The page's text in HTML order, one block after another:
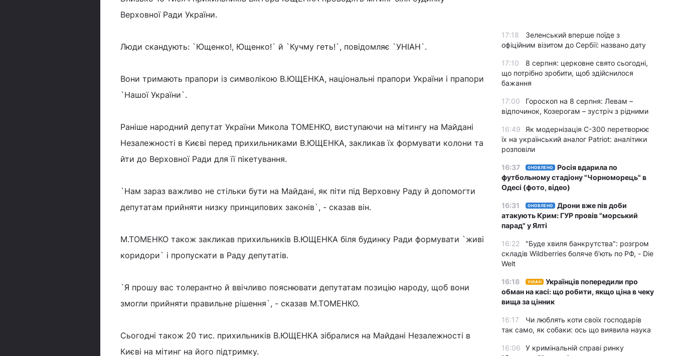
Верховної Ради України.
Люди скандують: `Ющенко!, Ющенко!` й `Кучму геть!`, повідомляє `УНІАН`.
Вони тримають прапори із символікою В.ЮЩЕНКА, національні прапори України і прапори
`Нашої України`.
Раніше народний депутат України Микола ТОМЕНКО, виступаючи на мітингу на Майдані
Незалежності в Києві перед прихильниками В.ЮЩЕНКА, закликав їх формувати колони та
йти до Верховної Ради для її пікетування.
`Нам зараз важливо не стільки бути на Майдані, як піти під Верховну Раду й допомогти
депутатам прийняти низку принципових законів`, - сказав він.
М.ТОМЕНКО також закликав прихильників В.ЮЩЕНКА біля будинку Ради формувати `живі
коридори` і пропускати в Раду депутатів.
`Я прошу вас толерантно й ввічливо пояснювати депутатам позицію народу, щоб вони
змогли прийняти правильне рішення`, - сказав М.ТОМЕНКО.
Сьогодні також 20 тис. прихильників В.ЮЩЕНКА зібралися на Майдані Незалежності в
Києві на мітинг на його підтримку.
17:18
Зеленський вперше поїде з
офіційним візитом до Сербії: названо дату
17:10
8 серпня: церковне свято сьогодні,
що потрібно зробити, щоб здійснилося
бажання
17:00
Гороскоп на 8 серпня: Левам –
відпочинок, Козерогам – зустріч з рідними
16:49
Як модернізація С-300 перетворює
їх на український аналог Patriot: аналітики
розповіли
16:37 ОНОВЛЕНО
Росія вдарила по
футбольному стадіону "Чорноморець" в
Одесі (фото, відео)
16:31 ОНОВЛЕНО
Дрони вже пів доби
атакують Крим: ГУР провів "морський
парад" у Ялті
16:22
"Буде хвиля банкрутства": розгром
складів Wildberries боляче бʼють по РФ, - Die
Welt
16:18 УНІАН
Українців попередили про
обман на касі: що робити, якщо ціна в чеку
вища за цінник
16:17
Чи люблять коти своїх господарів
так само, як собаки: ось що виявила наука
16:06
У кримінальній справі ринку